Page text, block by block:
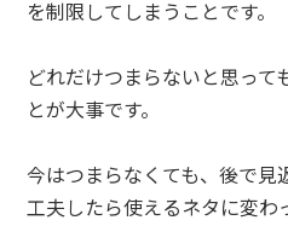
を制限してしまうことです。
どれだけつまらないと思って
とが大事です。
今はつまらなくても、後で見
工夫したら使えるネタに変わ